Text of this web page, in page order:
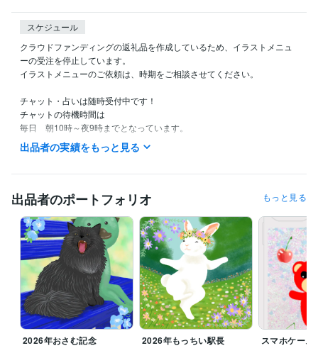
スケジュール
クラウドファンディングの返礼品を作成しているため、イラストメニュ
ーの受注を停止しています。
イラストメニューのご依頼は、時期をご相談させてください。
チャット・占いは随時受付中です！
チャットの待機時間は
毎日　朝10時～夜9時までとなっています。
（夜9時には寝てしまうので申し訳ないです。。。）
イラストレーター・漫画家 / イラストレーター 経験年数 : 17年
職歴
地方公務員 1996年3月 ~ 2007年2月
麻生田カフェ 2007年3月 ~ 2009年3月
資格・検定
調理師 取得年 : 2018年
タロットリーディングマスター 取得年 : 2022年
秘書技能検定2級 取得年 : 2003年
ビジネス・クリエイティブツール
Adobe Photoshop:6年 ibisPaint:6年
出品者の実績をもっと見る
出品者のポートフォリオ もっと見る
2026年おさむ記念 2026年もっちい駅長 スマホケース